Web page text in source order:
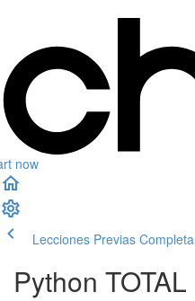
now
Lecciones Previas
Python